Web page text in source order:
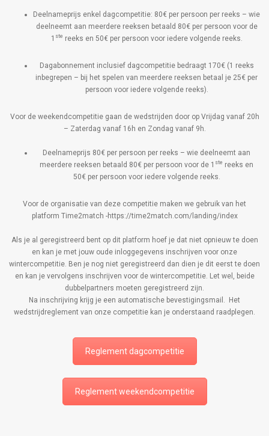
Deelnameprijs enkel dagcompetitie: 80€ per persoon per reeks – wie
deelneemt aan meerdere reeksen betaald 80€ per persoon voor de
1 ste reeks en 50€ per persoon voor iedere volgende reeks.
Dagabonnement inclusief dagcompetitie bedraagt 170€ (1 reeks
inbegrepen – bij het spelen van meerdere reeksen betaal je 25€ per
persoon voor iedere volgende reeks).
Voor de weekendcompetitie gaan de wedstrijden door op Vrijdag vanaf 20h
– Zaterdag vanaf 16h en Zondag vanaf 9h.
Deelnameprijs 80€ per persoon per reeks – wie deelneemt aan
meerdere reeksen betaald 80€ per persoon voor de 1 ste reeks en
50€ per persoon voor iedere volgende reeks.
Voor de organisatie van deze competitie maken we gebruik van het
platform Time2match -https://time2match.com/landing/index
Als je al geregistreerd bent op dit platform hoef je dat niet opnieuw te doen
en kan je met jouw oude inloggegevens inschrijven voor onze
wintercompetitie. Ben je nog niet geregistreerd dan dien je dit eerst te doen
en kan je vervolgens inschrijven voor de wintercompetitie. Let wel, beide
dubbelpartners moeten geregistreerd zijn.
Na inschrijving krijg je een automatische bevestigingsmail. Het
wedstrijdreglement van onze competitie kan je onderstaand raadplegen.
Reglement dagcompetitie
Reglement weekendcompetitie